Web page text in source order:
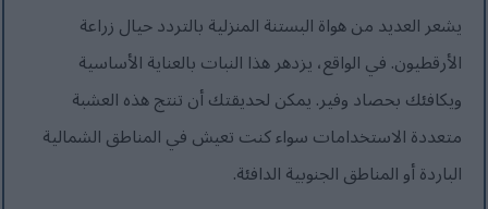
يشعر العديد من هواة البستنة المنزلية بالتردد حيال زراعة
الأرقطيون. في الواقع، يزدهر هذا النبات بالعناية الأساسية
ويكافئك بحصاد وفير. يمكن لحديقتك أن تنتج هذه العشبة
متعددة الاستخدامات سواء كنت تعيش في المناطق الشمالية
الباردة أو المناطق الجنوبية الدافئة.